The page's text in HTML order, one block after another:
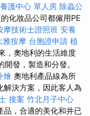
養護中心 單人房 除蟲公
化妝品公司都僱用PE
摩技術士證照班 安養
雅按摩 台胞證申請 植
，奧地利的生活維度
發，製造和分發。
燴 奧地利產品線為所
解決方案，因此客人為
接案 竹北月子中心
品，合適的美化和井已